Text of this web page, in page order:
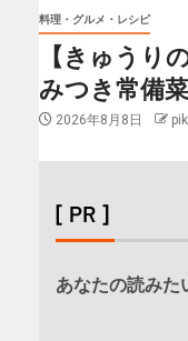
料理・グルメ・レシピ
【きゅうり
みつき常備
2026年8月8日
[ PR ]
あなたの読みた